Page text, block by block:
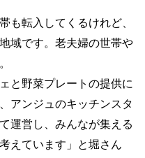
も転入してくるけれど、
域です。老夫婦の世帯や
と野菜プレートの提供に
アンジュのキッチンスタ
運営し、みんなが集える
えています」と堀さん